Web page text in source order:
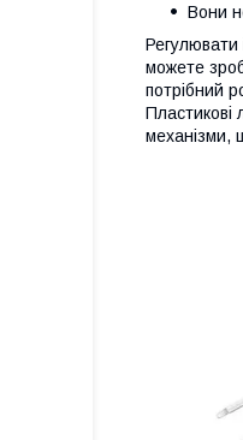
Вони
Регулювати
можете
потрібний
Пластикові
механізми,